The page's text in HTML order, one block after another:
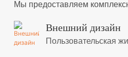
Мы предоставляем
Внешний дизайн
Пользовательская